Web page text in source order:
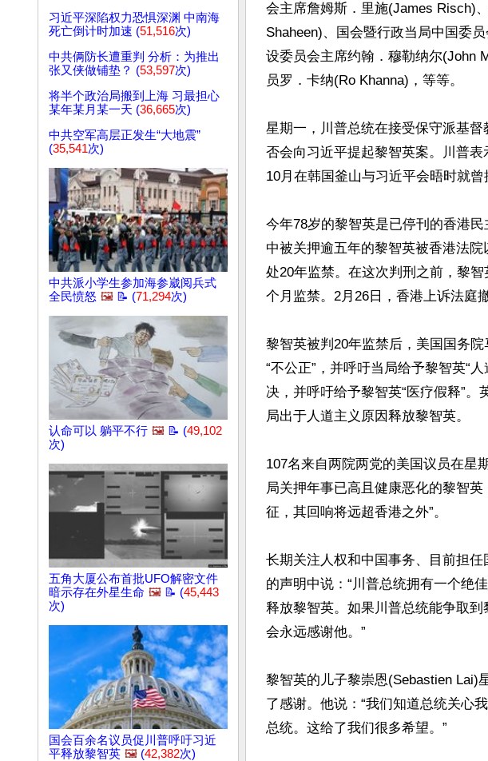
习近平深陷权力恐惧深渊 中南海
死亡倒计时加速 (51,516次)
中共俩防长遭重判 分析：为推出
张又侠做铺垫？ (53,597次)
将半个政治局搬到上海 习最担心
某年某月某一天 (36,665次)
中共空军高层正发生“大地震”
(35,541次)
中共派小学生参加海参崴阅兵式
全民愤怒 🖼️ 📝 (71,294次)
认命可以 躺平不行 🖼️ 📝 (49,102
次)
五角大厦公布首批UFO解密文件
暗示存在外星生命 🖼️ 📝 (45,443
次)
国会百余名议员促川普呼吁习近
平释放黎智英 🖼️ (42,382次)
会主席詹姆斯．里施(James Risch)
Shaheen)、国会暨行政当局中国委
设委员会主席约翰．穆勒纳尔(John
员罗．卡纳(Ro Khanna)，等等。
星期一，川普总统在接受保守派基
否会向习近平提起黎智英案。川普
10月在韩国釜山与习近平会晤时就曾
今年78岁的黎智英是已停刊的香港
中被关押逾五年的黎智英被香港法院
处20年监禁。在这次判刑之前，黎
个月监禁。2月26日，香港上诉法庭
黎智英被判20年监禁后，美国国务
“不公正”，并呼吁当局给予黎智英“
决，并呼吁给予黎智英“医疗假释”
局出于人道主义原因释放黎智英。
107名来自两院两党的美国议员在星
局关押年事已高且健康恶化的黎智
征，其回响将远超香港之外”。
长期关注人权和中国事务、目前担
的声明中说：“川普总统拥有一个绝
释放黎智英。如果川普总统能争取
会永远感谢他。”
黎智英的儿子黎崇恩(Sebastien Lai)
了感谢。他说：“我们知道总统关心
总统。这给了我们很多希望。”